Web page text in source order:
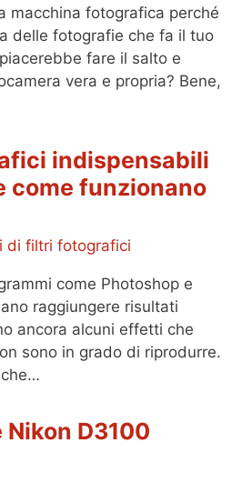
macchina fotografica perché
delle fotografie che fa il tuo
fare il salto e
vera e propria? Bene,
indispensabili
come funzionano
come Photoshop e
raggiungere risultati
ancora alcuni effetti che
sono in grado di riprodurre.
Nikon D3100